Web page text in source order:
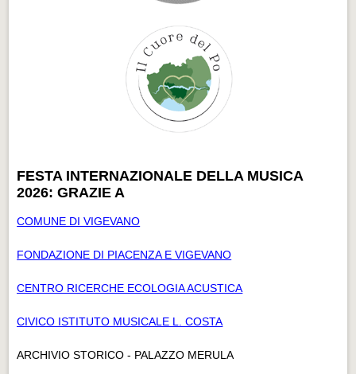
FESTA INTERNAZIONALE DELLA MUSICA
2026: GRAZIE A
COMUNE DI VIGEVANO
FONDAZIONE DI PIACENZA E VIGEVANO
CENTRO RICERCHE ECOLOGIA ACUSTICA
CIVICO ISTITUTO MUSICALE L. COSTA
ARCHIVIO STORICO - PALAZZO MERULA